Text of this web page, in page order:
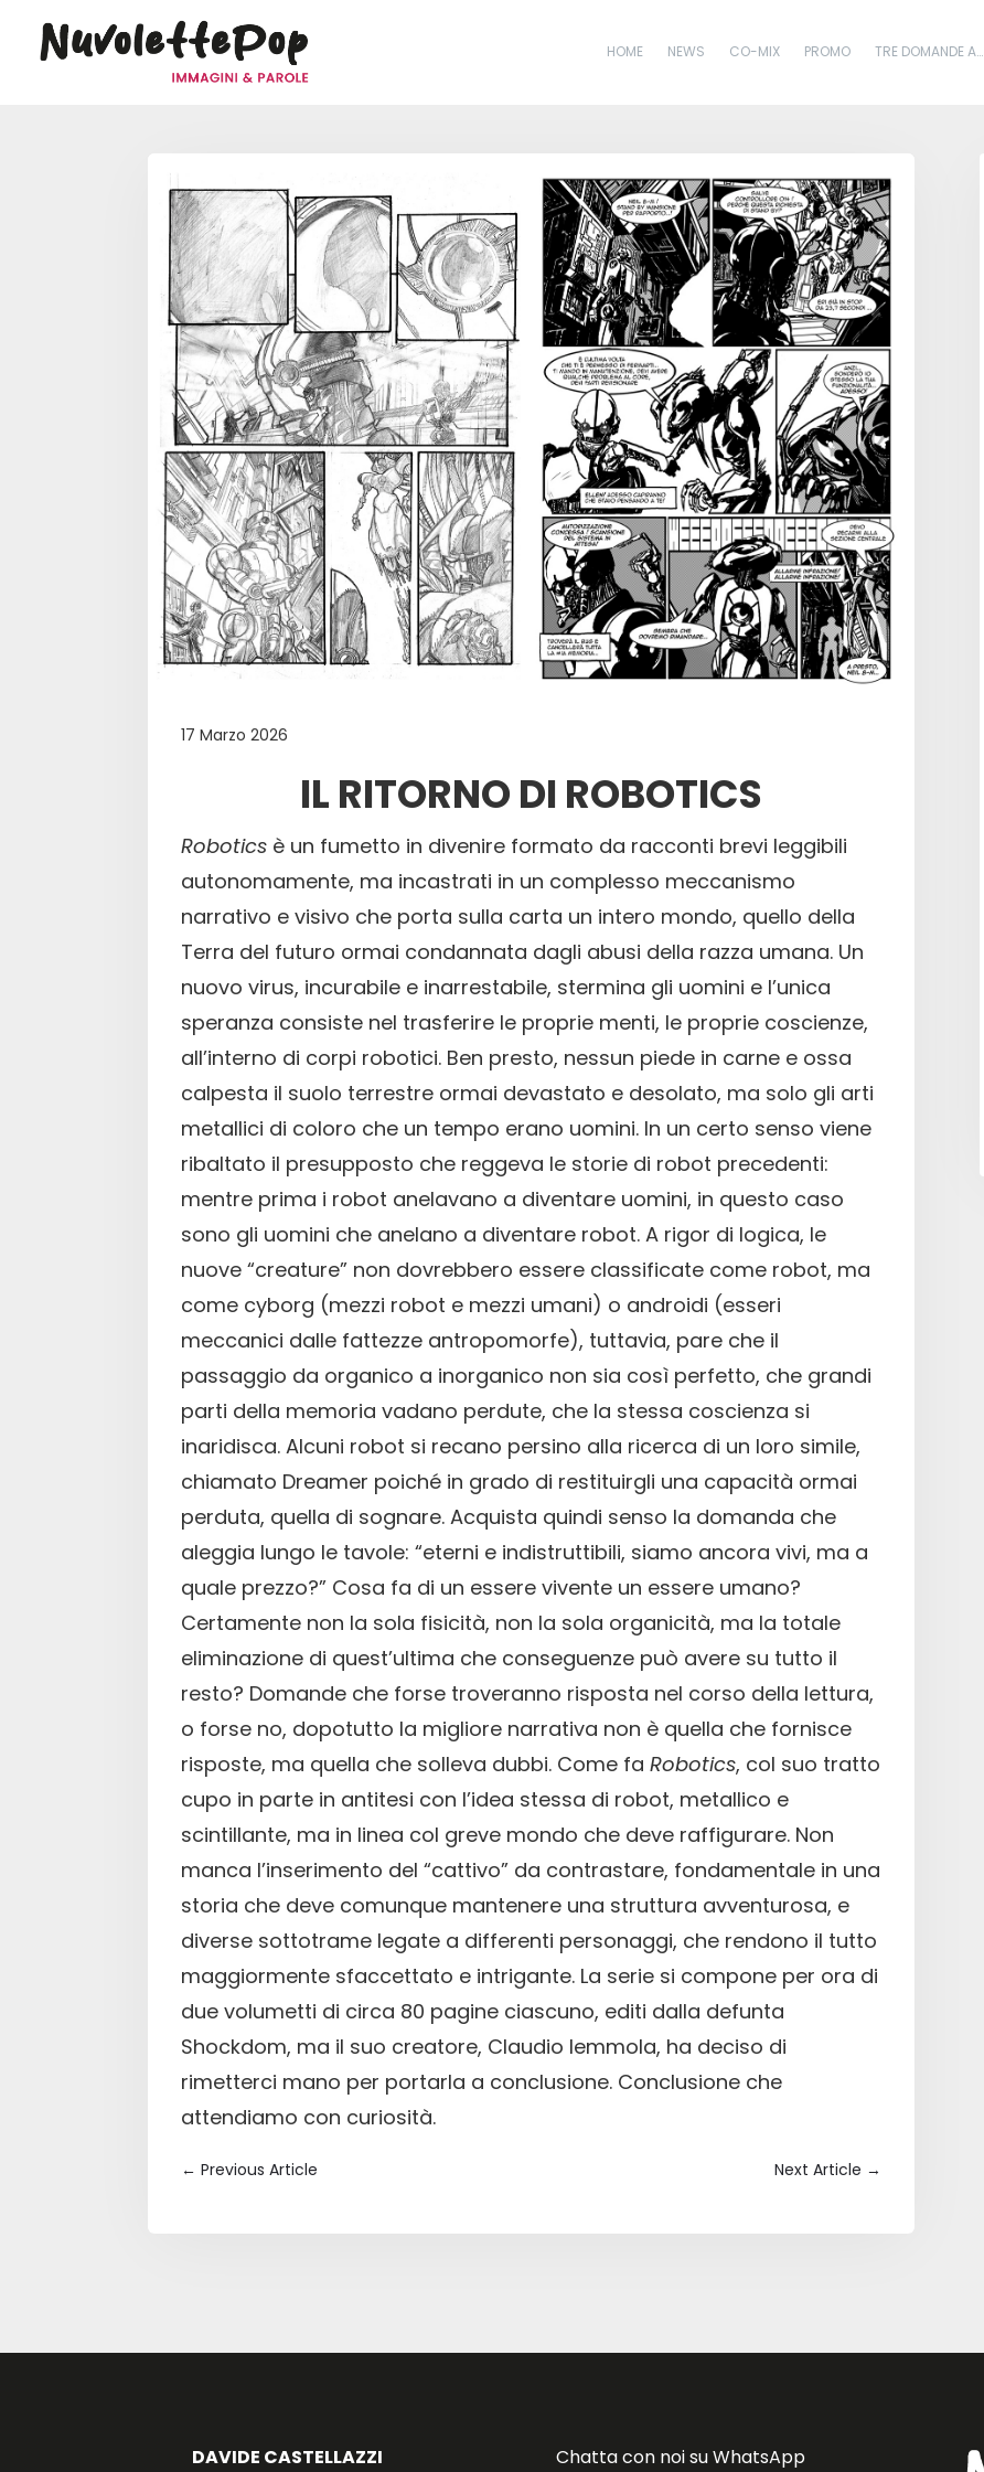
HOME NEWS CO-MIX PROMO TRE DOMANDE A…
17 Marzo 2026
IL RITORNO DI ROBOTICS
Robotics è un fumetto in divenire formato da racconti brevi leggibili
autonomamente, ma incastrati in un complesso meccanismo
narrativo e visivo che porta sulla carta un intero mondo, quello della
Terra del futuro ormai condannata dagli abusi della razza umana. Un
nuovo virus, incurabile e inarrestabile, stermina gli uomini e l’unica
speranza consiste nel trasferire le proprie menti, le proprie coscienze,
all’interno di corpi robotici. Ben presto, nessun piede in carne e ossa
calpesta il suolo terrestre ormai devastato e desolato, ma solo gli arti
metallici di coloro che un tempo erano uomini. In un certo senso viene
ribaltato il presupposto che reggeva le storie di robot precedenti:
mentre prima i robot anelavano a diventare uomini, in questo caso
sono gli uomini che anelano a diventare robot. A rigor di logica, le
nuove “creature” non dovrebbero essere classificate come robot, ma
come cyborg (mezzi robot e mezzi umani) o androidi (esseri
meccanici dalle fattezze antropomorfe), tuttavia, pare che il
passaggio da organico a inorganico non sia così perfetto, che grandi
parti della memoria vadano perdute, che la stessa coscienza si
inaridisca. Alcuni robot si recano persino alla ricerca di un loro simile,
chiamato Dreamer poiché in grado di restituirgli una capacità ormai
perduta, quella di sognare. Acquista quindi senso la domanda che
aleggia lungo le tavole: “eterni e indistruttibili, siamo ancora vivi, ma a
quale prezzo?” Cosa fa di un essere vivente un essere umano?
Certamente non la sola fisicità, non la sola organicità, ma la totale
eliminazione di quest’ultima che conseguenze può avere su tutto il
resto? Domande che forse troveranno risposta nel corso della lettura,
o forse no, dopotutto la migliore narrativa non è quella che fornisce
risposte, ma quella che solleva dubbi. Come faRobotics, col suo tratto
cupo in parte in antitesi con l’idea stessa di robot, metallico e
scintillante, ma in linea col greve mondo che deve raffigurare. Non
manca l’inserimento del “cattivo” da contrastare, fondamentale in una
storia che deve comunque mantenere una struttura avventurosa, e
diverse sottotrame legate a differenti personaggi, che rendono il tutto
maggiormente sfaccettato e intrigante. La serie si compone per ora di
due volumetti di circa 80 pagine ciascuno, editi dalla defunta
Shockdom, ma il suo creatore, Claudio Iemmola, ha deciso di
rimetterci mano per portarla a conclusione. Conclusione che
attendiamo con curiosità.
←Previous Article Next Article →
DAVIDE CASTELLAZZI Chatta con noi su WhatsApp